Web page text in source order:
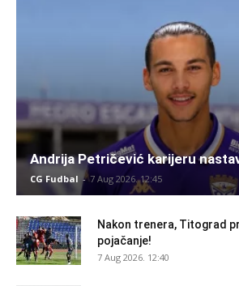
Andrija Petričević karijeru
CG Fudbal - 7 Aug 2026. 12:45
Nakon trenera, Titograd
pojačanje!
7 Aug 2026. 12:40